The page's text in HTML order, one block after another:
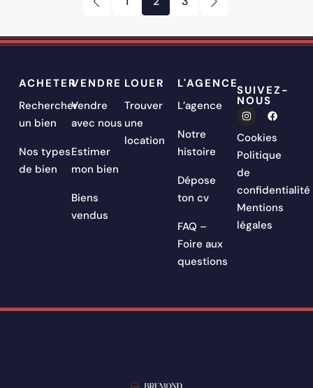
ACHETER
Rechercher
un bien
Nos types
de bien
VENDRE
Vendre
avec nous
Estimer
mon bien
Biens
vendus
LOUER
Trouver
une
location
L'AGENCE
L’agence
Notre
histoire
Dépose
ton cv
FAQ –
Foire aux
questions
SUIVEZ-
NOUS
Cookies
Politique
de
confidentialité
Mentions
légales